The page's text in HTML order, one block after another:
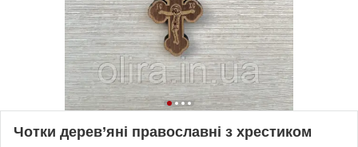
Чотки дерев’яні православні з хрестиком